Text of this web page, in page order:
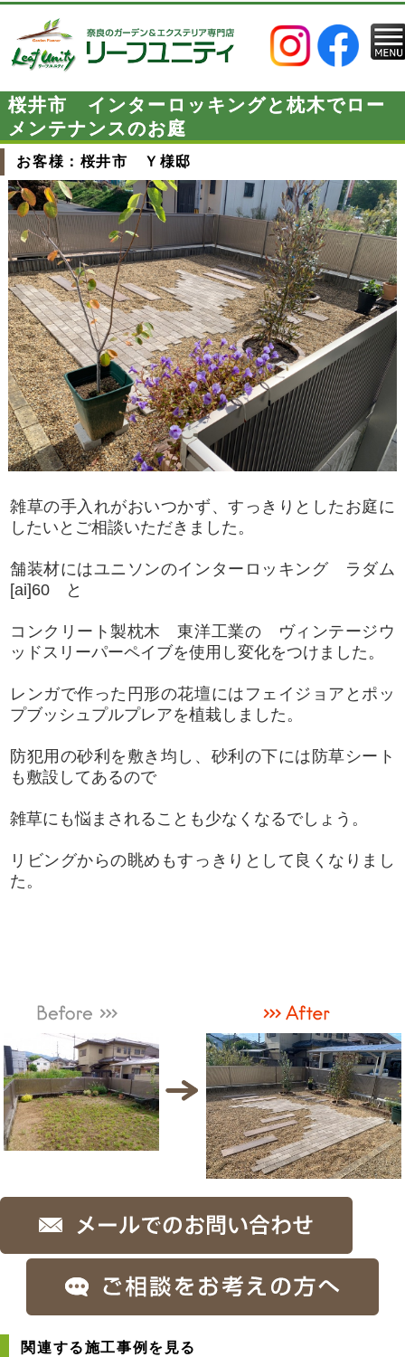
桜井市 インターロッキングと枕木でロー
メンテナンスのお庭
お客様：桜井市 Ｙ様邸
雑草の手入れがおいつかず、すっきりとしたお庭に
したいとご相談いただきました。
舗装材にはユニソンのインターロッキング ラダム
[ai]60 と
コンクリート製枕木 東洋工業の ヴィンテージウ
ッドスリーパーペイブを使用し変化をつけました。
レンガで作った円形の花壇にはフェイジョアとポッ
プブッシュプルプレアを植栽しました。
防犯用の砂利を敷き均し、砂利の下には防草シート
も敷設してあるので
雑草にも悩まされることも少なくなるでしょう。
リビングからの眺めもすっきりとして良くなりまし
た。
関連する施工事例を見る